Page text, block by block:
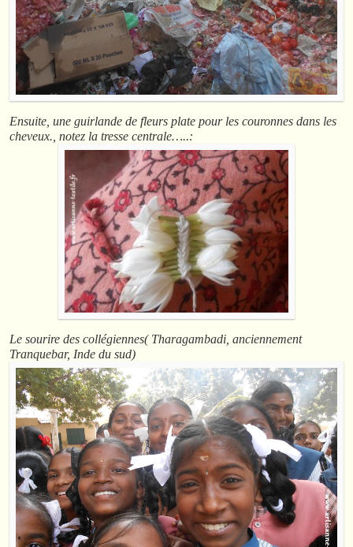
Ensuite, une guirlande de fleurs plate pour les couronnes dans les
cheveux., notez la tresse centrale…..:
Le sourire des collégiennes( Tharagambadi, anciennement
Tranquebar, Inde du sud)